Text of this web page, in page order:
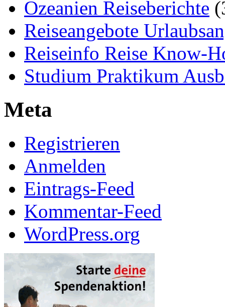
Ozeanien Reiseberichte
Reiseangebote
Reiseinfo Reise Know-
Studium Praktikum
Meta
Registrieren
Anmelden
Eintrags-Feed
Kommentar-Feed
WordPress.org